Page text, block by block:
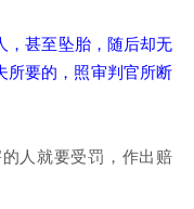
甚至坠胎，随后却无
所要的，照审判官所断
人就要受罚，作出赔